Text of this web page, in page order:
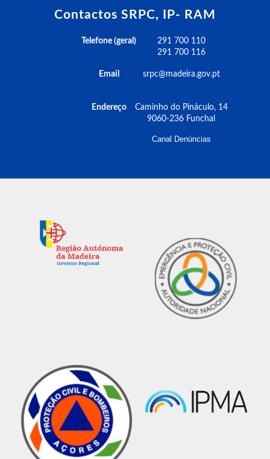
Contactos SRPC, IP- RAM
Telefone (geral)
Email
Endereço
291 700 110
291 700 116
srpc@madeira.gov.pt
Caminho do Pináculo, 14
9060-236 Funchal
Canal Denúncias